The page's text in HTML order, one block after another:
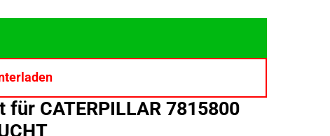
für CATERPILLAR 7815800